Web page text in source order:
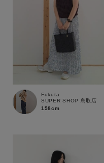
Fukuta
SUPER SHOP 鳥取店
158cm